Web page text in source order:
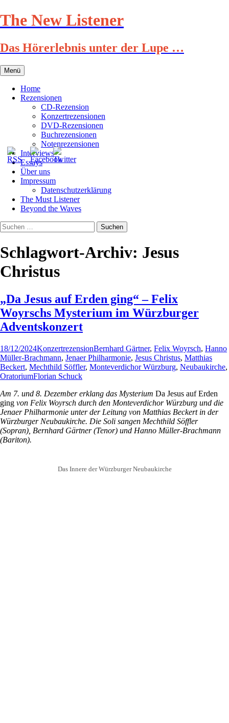
Zum
Inhalt
The New Listener
Das Hörerlebnis unter der Lupe …
Menü
Home
Rezensionen
CD-Rezension
Konzertrezensionen
DVD-Rezensionen
Buchrezensionen
Notenrezensionen
Interviews
Essays
Über uns
Impressum
Datenschutzerklärung
The Must Listener
Beyond the Waves
Suchen
nach:
Schlagwort-Archiv: Jesus
Christus
„Da Jesus auf Erden ging“ – Felix
Woyrschs Mysterium im Würzburger
Adventskonzert
18/12/2024KonzertrezensionBernhard Gärtner, Felix Woyrsch, Hanno
Müller-Brachmann, Jenaer Philharmonie, Jesus Christus, Matthias
Beckert, Mechthild Söffler, Monteverdichor Würzburg, Neubaukirche,
OratoriumFlorian Schuck
Am 7. und 8. Dezember erklang das Mysterium Da Jesus auf Erden
ging von Felix Woyrsch durch den Monteverdichor Würzburg und die
Jenaer Philharmonie unter der Leitung von Matthias Beckert in der
Würzburger Neubaukirche. Die Soli sangen Mechthild Söffler
(Sopran), Bernhard Gärtner (Tenor) und Hanno Müller-Brachmann
(Bariton).
Das Innere der Würzburger Neubaukirche